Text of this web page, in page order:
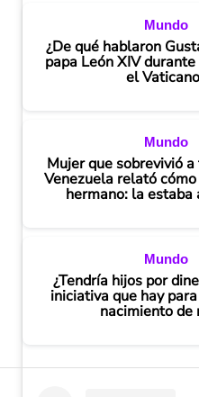
Mundo
¿De qué hablaron
papa León XIV
el
Mundo
Mujer que sobrevivió
Venezuela relató
hermano: la estaba
Mundo
¿Tendría hijos por
iniciativa que hay
nacimiento de